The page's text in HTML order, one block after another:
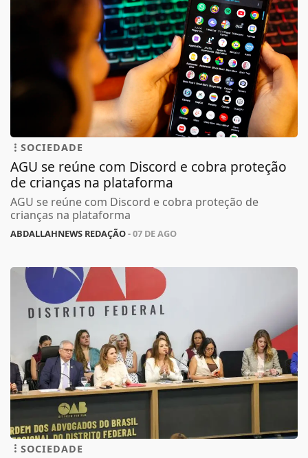
SOCIEDADE
AGU se reúne com Discord e cobra proteção
de crianças na plataforma
AGU se reúne com Discord e cobra proteção de
crianças na plataforma
ABDALLAHNEWS REDAÇÃO- 07 DE AGO
SOCIEDADE